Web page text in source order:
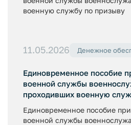
военную службу по призыву
11.05.2026 Денежное
Единовременное пособие
военной службы
проходивших военную
Единовременное пособие
военной службы